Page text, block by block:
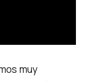
muy